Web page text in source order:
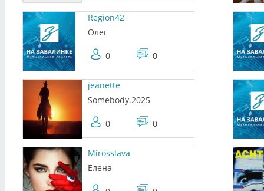
Region42
Олег
0 0
jeanette
Somebody.2025
0 0
Mirosslava
Елена